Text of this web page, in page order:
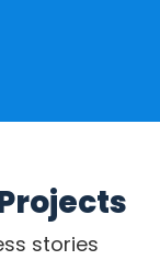
stories